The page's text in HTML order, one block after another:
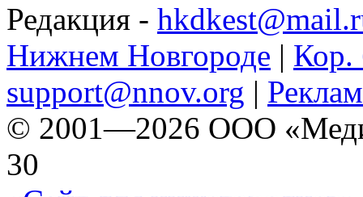
Редакция -
Нижнем Новгороде | Кор.
support@nnov.org |
© 2001—2026 ООО
30